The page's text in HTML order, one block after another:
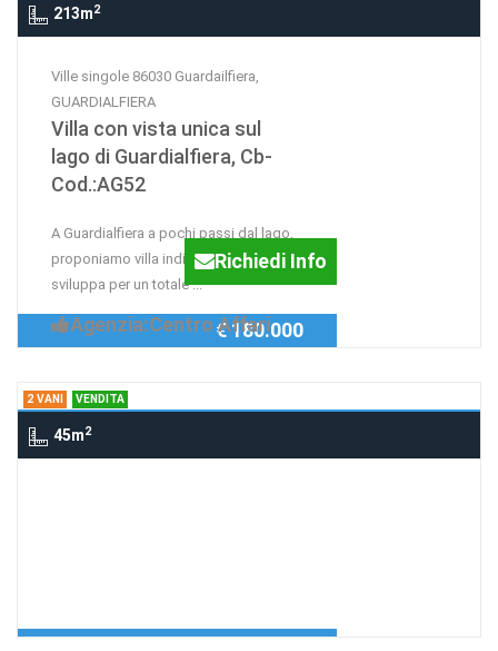
213m2
Ville singole 86030 Guardailfiera,
GUARDIALFIERA
Villa con vista unica sul
lago di Guardialfiera, Cb-
Cod.:AG52
A Guardialfiera a pochi passi dal lago,
proponiamo villa indipendente che si
sviluppa per un totale ...
Richiedi Info
Agenzia:Centro Affari
€ 180.000
2 VANI VENDITA
45m2